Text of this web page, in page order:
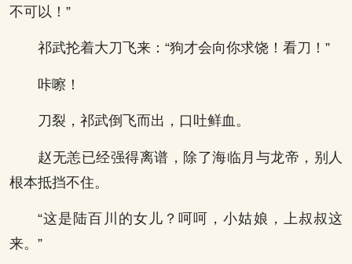
不可以！”
祁武抡着大刀飞来：“狗才会向你求饶！看刀！”
咔嚓！
刀裂，祁武倒飞而出，口吐鲜血。
赵无恙已经强得离谱，除了海临月与龙帝，别人
根本抵挡不住。
“这是陆百川的女儿？呵呵，小姑娘，上叔叔这
来。”